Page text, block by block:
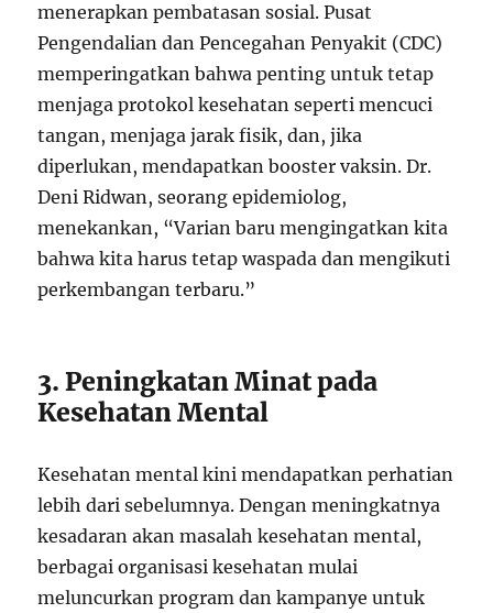
menerapkan pembatasan sosial. Pusat
Pengendalian dan Pencegahan Penyakit (CDC)
memperingatkan bahwa penting untuk tetap
menjaga protokol kesehatan seperti mencuci
tangan, menjaga jarak fisik, dan, jika
diperlukan, mendapatkan booster vaksin. Dr.
Deni Ridwan, seorang epidemiolog,
menekankan, “Varian baru mengingatkan kita
bahwa kita harus tetap waspada dan mengikuti
perkembangan terbaru.”
3. Peningkatan Minat pada
Kesehatan Mental
Kesehatan mental kini mendapatkan perhatian
lebih dari sebelumnya. Dengan meningkatnya
kesadaran akan masalah kesehatan mental,
berbagai organisasi kesehatan mulai
meluncurkan program dan kampanye untuk